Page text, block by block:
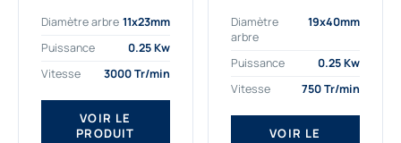
adaptée à tous types
de machines.
triphasé 0.25 Kw Gamak
à haut rendement...
Diamètre arbre 11x23mm
Puissance
0.25 Kw
Vitesse
3000 Tr/min
VOIR LE
PRODUIT
aux applications
sévères. Nous
déterminons,
fournissons
des moteurs
asynchrones depuis de
Diamètre
arbre
19x40mm
Puissance
0.25 Kw
Vitesse
750 Tr/min
VOIR LE